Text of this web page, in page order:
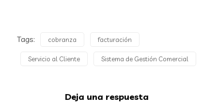
Tags: cobranza facturación
Servicio al Cliente Sistema de Gestión Comercial
Deja una respuesta